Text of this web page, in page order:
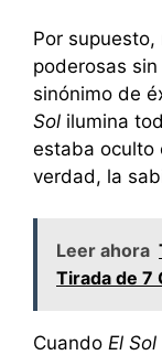
Por
poderosas
sinónimo de
Sol ilumina
estaba oculto
verdad, la
Leer ahora
Tirada de 7
Cuando El Sol